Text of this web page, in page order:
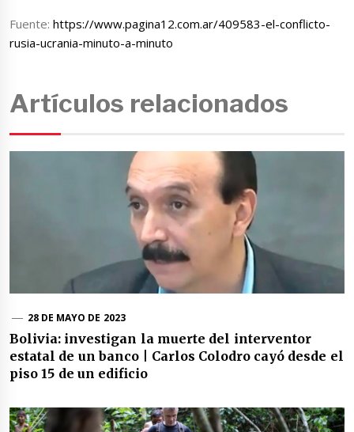
Fuente:https://www.pagina12.com.ar/409583-el-conflicto-
rusia-ucrania-minuto-a-minuto
Artículos relacionados
28 DE MAYO DE 2023
Bolivia: investigan la muerte del interventor
estatal de un banco | Carlos Colodro cayó desde el
piso 15 de un edificio